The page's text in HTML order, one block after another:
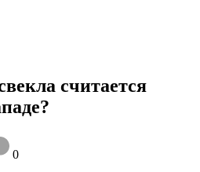
считается
0